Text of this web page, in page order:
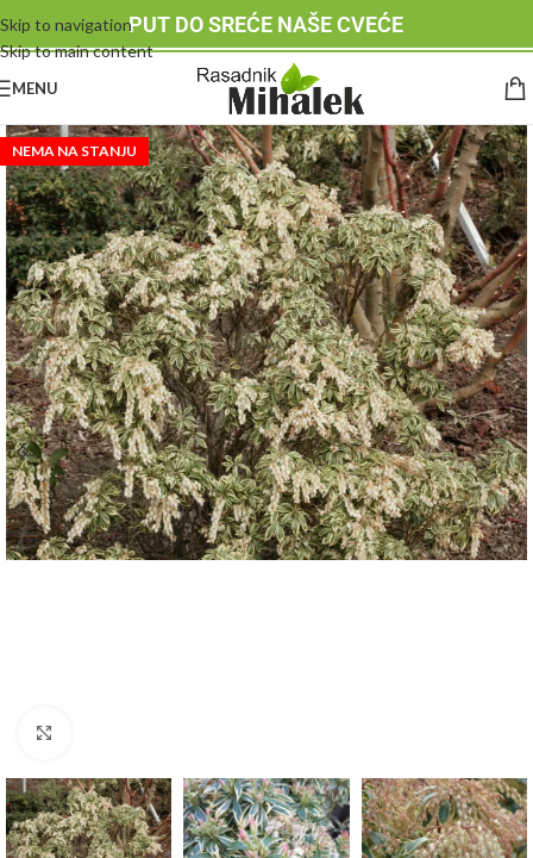
Skip to navigation
Skip to main content
PUT DO SREĆE NAŠE CVEĆE
MENU
NEMA NA STANJU